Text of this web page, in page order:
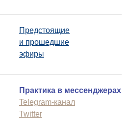
Предстоящие
и прошедшие
эфиры
Практика в мессенджерах
Telegram-канал
Twitter